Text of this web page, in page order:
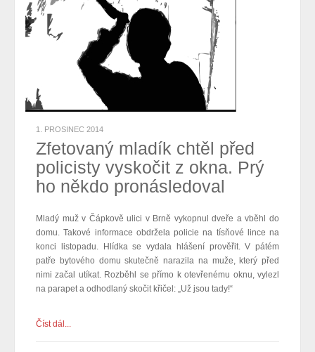
1. PROSINEC 2014
Zfetovaný mladík chtěl před
policisty vyskočit z okna. Prý
ho někdo pronásledoval
Mladý muž v Čápkově ulici v Brně vykopnul dveře a vběhl do
domu. Takové informace obdržela policie na tísňové lince na
konci listopadu. Hlídka se vydala hlášení prověřit. V pátém
patře bytového domu skutečně narazila na muže, který před
nimi začal utíkat. Rozběhl se přímo k otevřenému oknu, vylezl
na parapet a odhodlaný skočit křičel: „Už jsou tady!“
Číst dál...